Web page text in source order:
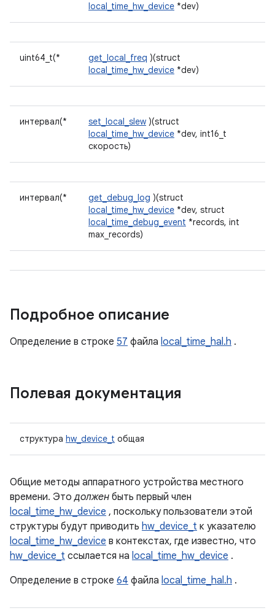
local_time_hw_device *dev)
uint64_t(* get_local_freq )(struct
local_time_hw_device *dev)
интервал(* set_local_slew )(struct
local_time_hw_device *dev, int16_t
скорость)
интервал(* get_debug_log )(struct
local_time_hw_device *dev, struct
local_time_debug_event *records, int
max_records)
Подробное описание
Определение в строке 57 файла local_time_hal.h .
Полевая документация
структура hw_device_t общая
Общие методы аппаратного устройства местного
времени. Этодолжен быть первый член
local_time_hw_device , поскольку пользователи этой
структуры будут приводить hw_device_t к указателю
local_time_hw_device в контекстах, где известно, что
hw_device_t ссылается на local_time_hw_device .
Определение в строке 64 файла local_time_hal.h .